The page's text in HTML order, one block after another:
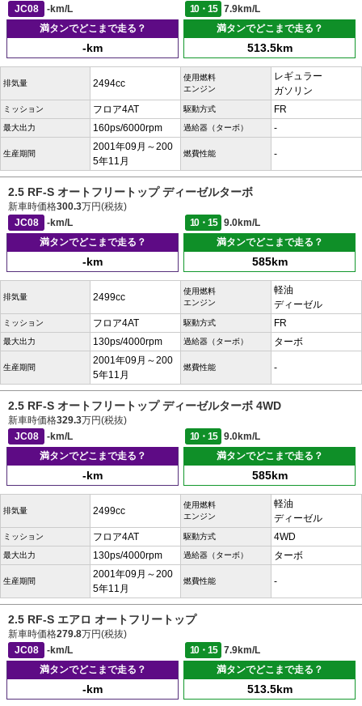
JC08
-km/L 10・15
7.9km/L
満タンでどこまで走る？
-km
満タンでどこまで走る？
513.5km
排気量 2494cc
使用燃料
エンジン
レギュラー
ガソリン
ミッション フロア4AT 駆動方式 FR
最大出力 160ps/6000rpm 過給器（ターボ） -
生産期間
2001年09月～200
5年11月
燃費性能 -
2.5 RF-S オートフリートップ ディーゼルターボ
新車時価格300.3万円(税抜)
JC08
-km/L 10・15
9.0km/L
満タンでどこまで走る？
-km
満タンでどこまで走る？
585km
排気量 2499cc
使用燃料
エンジン
軽油
ディーゼル
ミッション フロア4AT 駆動方式 FR
最大出力 130ps/4000rpm 過給器（ターボ） ターボ
生産期間
2001年09月～200
5年11月
燃費性能 -
2.5 RF-S オートフリートップ ディーゼルターボ 4WD
新車時価格329.3万円(税抜)
JC08
-km/L 10・15
9.0km/L
満タンでどこまで走る？
-km
満タンでどこまで走る？
585km
排気量 2499cc
使用燃料
エンジン
軽油
ディーゼル
ミッション フロア4AT 駆動方式 4WD
最大出力 130ps/4000rpm 過給器（ターボ） ターボ
生産期間
2001年09月～200
5年11月
燃費性能 -
2.5 RF-S エアロ オートフリートップ
新車時価格279.8万円(税抜)
JC08
-km/L 10・15
7.9km/L
満タンでどこまで走る？
-km
満タンでどこまで走る？
513.5km